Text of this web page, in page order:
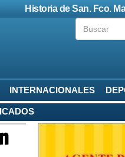
Historia de San. Fco.
INTERNACIONALES